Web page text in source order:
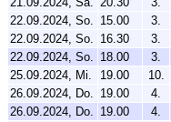
22.09.2024, So. 15.00 3.
22.09.2024, So. 16.30 3.
22.09.2024, So. 18.00 3.
25.09.2024, Mi.
19.00 10.
26.09.2024, Do. 19.00 4.
26.09.2024, Do. 19.00 4.